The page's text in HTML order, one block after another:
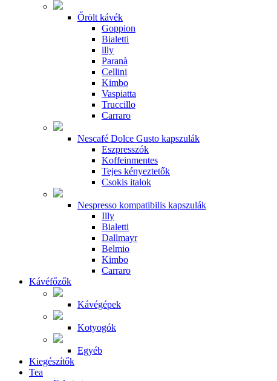
Őrölt kávék
Goppion
Bialetti
illy
Paranà
Cellini
Kimbo
Vaspiatta
Truccillo
Carraro
Nescafé Dolce Gusto kapszulák
Eszpresszók
Koffeinmentes
Tejes kényeztetők
Csokis italok
Nespresso kompatibilis kapszulák
Illy
Bialetti
Dallmayr
Belmio
Kimbo
Carraro
Kávéfőzők
Kávégépek
Kotyogók
Egyéb
Kiegészítők
Tea